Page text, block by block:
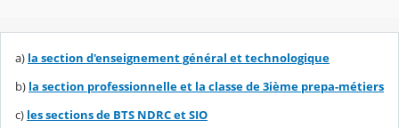
a) la section d'enseignement général et technologique
b) la section professionnelle et la classe de 3ième prepa-métiers
c) les sections de BTS NDRC et SIO